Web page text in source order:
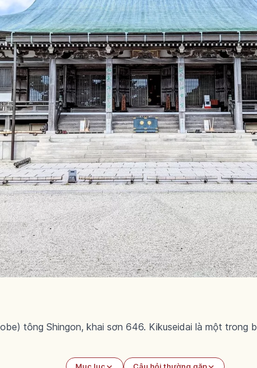
tông Shingon, khai sơn 646. Kikuseidai là một trong